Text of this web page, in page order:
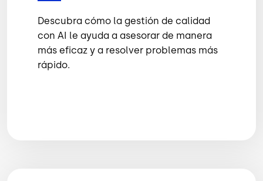
Descubra cómo la gestión de calidad
con AI le ayuda a asesorar de manera
más eficaz y a resolver problemas más
rápido.